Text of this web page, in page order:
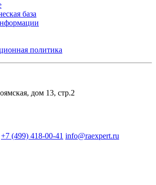
база
политика
дом 13, стр.2
+7 (499) 418-00-41 info@raexpert.ru